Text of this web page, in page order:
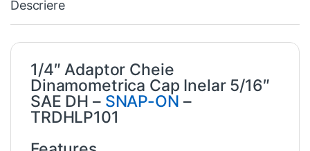
Descriere
1/4″ Adaptor Cheie
Dinamometrica Cap Inelar 5/16″
SAE DH – SNAP-ON –
TRDHLP101